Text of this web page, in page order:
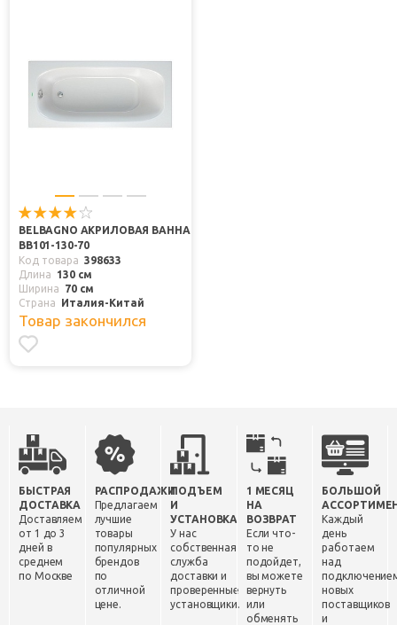
BELBAGNO АКРИЛОВАЯ ВАННА
BB101-130-70
Код товара 398633
Длина
130 см
Ширина
70 см
Страна
Италия-Китай
Товар закончился
БЫСТРАЯ
ДОСТАВКА
Доставляем
от 1 до 3
дней в
среднем
по Москве
РАСПРОДАЖИ
Предлагаем
лучшие
товары
популярных
брендов
по
отличной
цене.
ПОДЪЕМ
И
УСТАНОВКА
У нас
собственная
служба
доставки и
проверенные
установщики.
1 МЕСЯЦ
НА
ВОЗВРАТ
Если что-
то не
подойдет,
вы можете
вернуть
или
обменять
БОЛЬШОЙ
Каждый
день
работаем
над
новых
поставщиков
и